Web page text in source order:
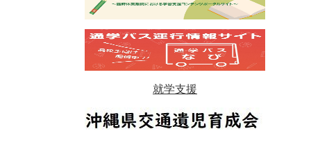
就学支援